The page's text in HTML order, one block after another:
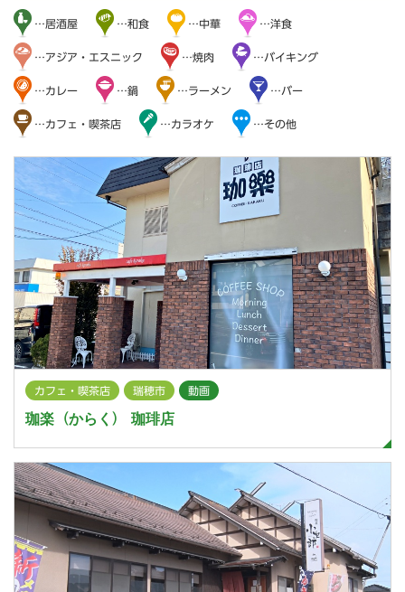
…居酒屋 …和食 …中華 …洋食
…アジア・エスニック …焼肉 …バイキング
…カレー …鍋 …ラーメン …バー
…カフェ・喫茶店 …カラオケ …その他
カフェ・喫茶店 瑞穂市 動画
珈楽（からく） 珈琲店